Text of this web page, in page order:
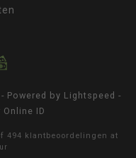
Powered by Lightspeed -
Online ID
494 klantbeoordelingen at